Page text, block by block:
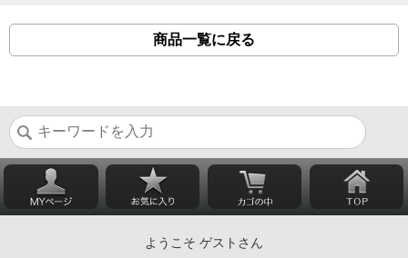
商品一覧に戻る
ようこそ ゲストさん